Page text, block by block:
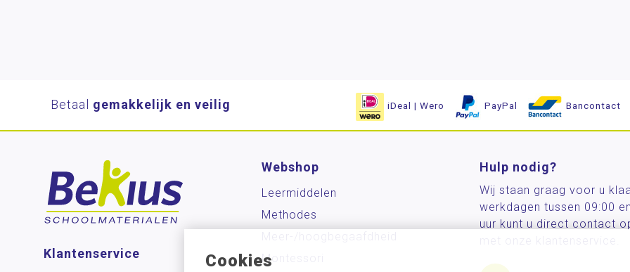
Cookies
Betaal gemakkelijk en veilig iDeal | Wero PayPal Bancontact
Klantenservice
Webshop
Leermiddelen
Methodes
Montessori
Hulp nodig?
Wij staan graag voor u
werkdagen tussen 09:00
uur kunt u direct contact